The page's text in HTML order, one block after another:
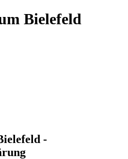
Bielefeld
-